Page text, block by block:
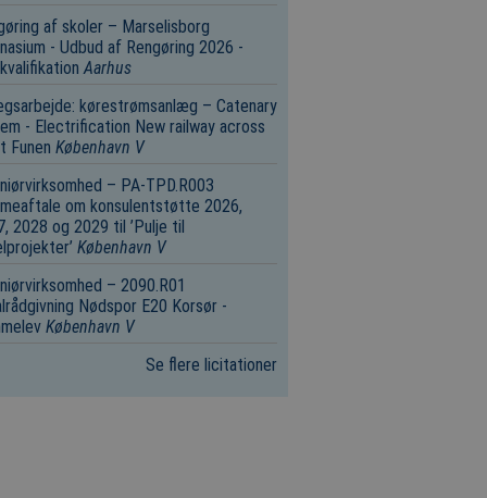
af skoler – Marselisborg
- Udbud af Rengøring 2026 -
Aarhus
kørestrømsanlæg – Catenary
- Electrification New railway across
Funen København V
– PA-TPD.R003
om konsulentstøtte 2026,
2028 og 2029 til ’Pulje til
København V
– 2090.R01
Nødspor E20 Korsør
København V
Se flere licitationer